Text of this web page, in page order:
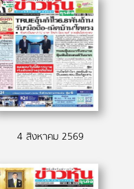
4 สิงหาคม 2569